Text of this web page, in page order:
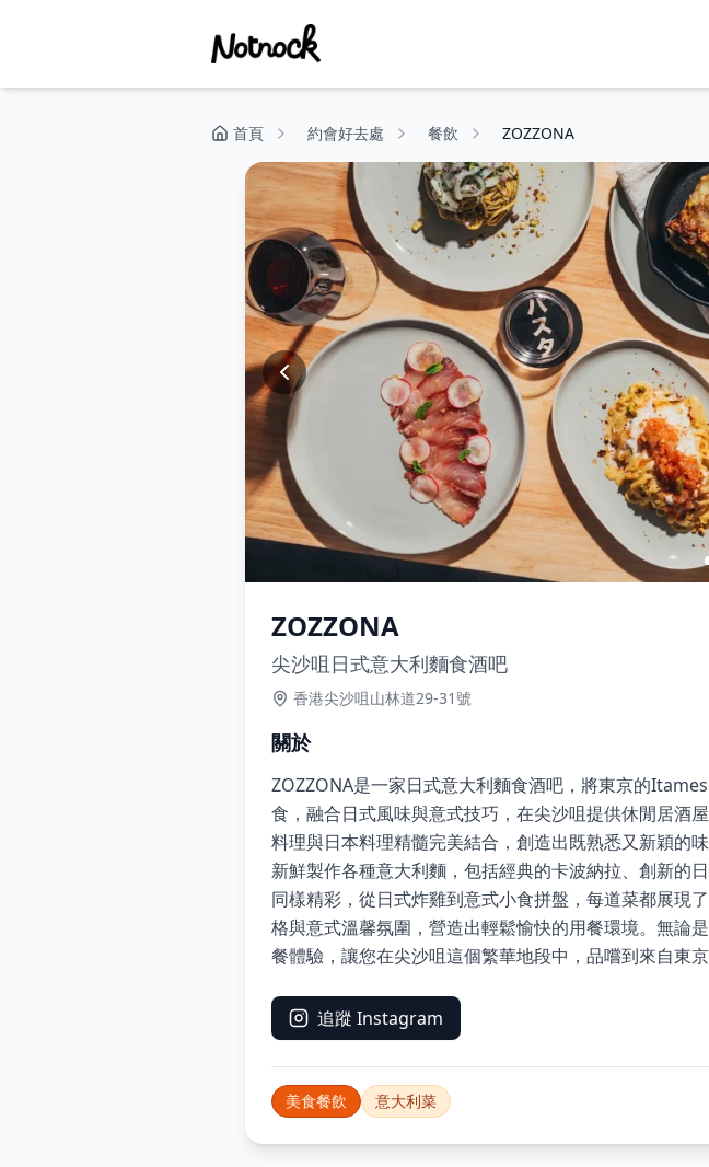
首頁 約會好去處 餐飲 ZOZZONA
ZOZZONA
尖沙咀日式意大利麵食酒吧
香港尖沙咀山林道29-31號
關於
ZOZZONA是一家日式意大利麵食酒吧，將東京的
食，融合日式風味與意式技巧，在尖沙咀提供休閒居酒
料理與日本料理精髓完美結合，創造出既熟悉又新穎的
新鮮製作各種意大利麵，包括經典的卡波納拉、創新的
同樣精彩，從日式炸雞到意式小食拼盤，每道菜都展現
格與意式溫馨氛圍，營造出輕鬆愉快的用餐環境。無論
餐體驗，讓您在尖沙咀這個繁華地段中，品嚐到來自東京
追蹤 Instagram
美食餐飲 意大利菜